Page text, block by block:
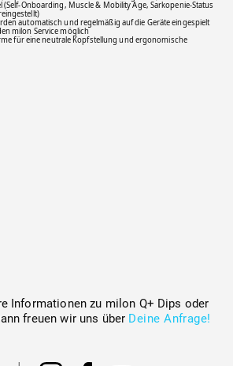
Onboarding, Muscle & Mobility Age, Sarkopenie-Status
automatisch und regelmäßig auf die Geräte eingespielt
milon Service möglich
für eine neutrale Kopfstellung und ergonomische
Informationen zu milon Q+ Dips oder
freuen wir uns über Deine Anfrage!